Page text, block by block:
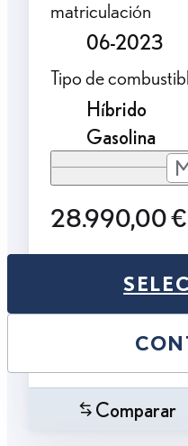
matriculación
06-2023
Tipo de
Híbrido
Gasolina
28.990,00 €
Comparar